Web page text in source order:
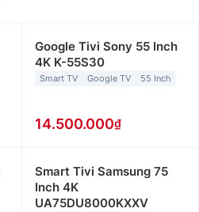
Google Tivi Sony 55 Inch
4K K-55S30
Smart TV Google TV 55 Inch
14.500.000
Smart Tivi Samsung 75
Inch 4K
UA75DU8000KXXV